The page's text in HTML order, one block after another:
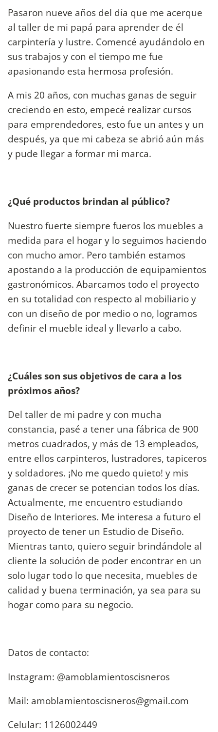
Pasaron nueve años del día que me acerque
al taller de mi papá para aprender de él
carpintería y lustre. Comencé ayudándolo en
sus trabajos y con el tiempo me fue
apasionando esta hermosa profesión.
A mis 20 años, con muchas ganas de seguir
creciendo en esto, empecé realizar cursos
para emprendedores, esto fue un antes y un
después, ya que mi cabeza se abrió aún más
y pude llegar a formar mi marca.
¿Qué productos brindan al público?
Nuestro fuerte siempre fueros los muebles a
medida para el hogar y lo seguimos haciendo
con mucho amor. Pero también estamos
apostando a la producción de equipamientos
gastronómicos. Abarcamos todo el proyecto
en su totalidad con respecto al mobiliario y
con un diseño de por medio o no, logramos
definir el mueble ideal y llevarlo a cabo.
¿Cuáles son sus objetivos de cara a los
próximos años?
Del taller de mi padre y con mucha
constancia, pasé a tener una fábrica de 900
metros cuadrados, y más de 13 empleados,
entre ellos carpinteros, lustradores, tapiceros
y soldadores. ¡No me quedo quieto! y mis
ganas de crecer se potencian todos los días.
Actualmente, me encuentro estudiando
Diseño de Interiores. Me interesa a futuro el
proyecto de tener un Estudio de Diseño.
Mientras tanto, quiero seguir brindándole al
cliente la solución de poder encontrar en un
solo lugar todo lo que necesita, muebles de
calidad y buena terminación, ya sea para su
hogar como para su negocio.
Datos de contacto:
Instagram: @amoblamientoscisneros
Mail: amoblamientoscisneros@gmail.com
Celular: 1126002449